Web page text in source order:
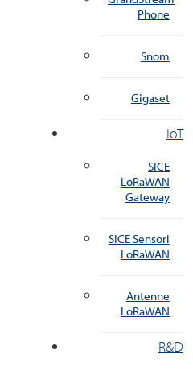
Phone
Snom
Gigaset
IoT
SICE
LoRaWAN
Gateway
SICE Sensori
LoRaWAN
Antenne
LoRaWAN
R&D